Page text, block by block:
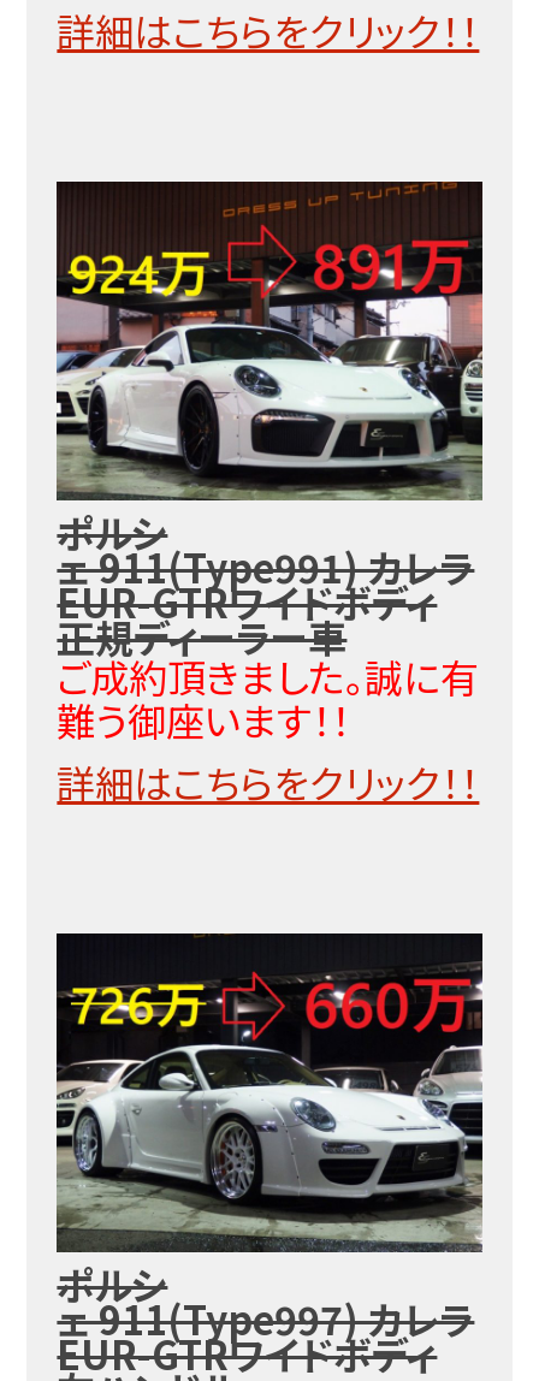
詳細はこちらをクリック！！
ポルシ
ェ 911(Type991) カレラ
EUR-GTRワイドボディ
正規ディーラー車
ご成約頂きました。誠に有
難う御座います！！
詳細はこちらをクリック！！
ポルシ
ェ 911(Type997) カレラ
EUR-GTRワイドボディ